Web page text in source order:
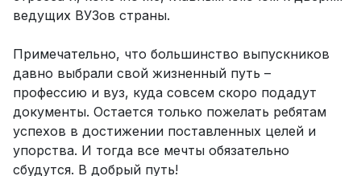
ведущих ВУЗов страны.
Примечательно, что большинство выпускников
давно выбрали свой жизненный путь –
профессию и вуз, куда совсем скоро подадут
документы. Остается только пожелать ребятам
успехов в достижении поставленных целей и
упорства. И тогда все мечты обязательно
сбудутся. В добрый путь!